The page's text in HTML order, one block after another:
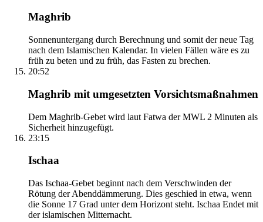
Maghrib
Sonnenuntergang durch Berechnung und somit der neue Tag
nach dem Islamischen Kalendar. In vielen Fällen wäre es zu
früh zu beten und zu früh, das Fasten zu brechen.
20:52
Maghrib mit umgesetzten Vorsichtsmaßnahmen
Dem Maghrib-Gebet wird laut Fatwa der MWL 2 Minuten als
Sicherheit hinzugefügt.
23:15
Ischaa
Das Ischaa-Gebet beginnt nach dem Verschwinden der
Rötung der Abenddämmerung. Dies geschied in etwa, wenn
die Sonne 17 Grad unter dem Horizont steht. Ischaa Endet mit
der islamischen Mitternacht.